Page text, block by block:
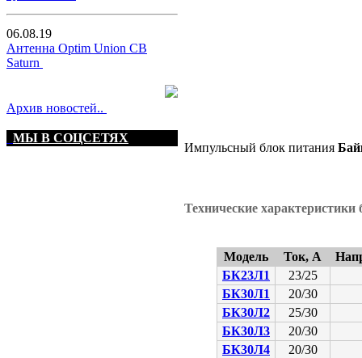
06.08.19
Антенна Optim Union CB
Saturn
Архив новостей..
МЫ В СОЦСЕТЯХ
Импульсный блок питания
Технические
Модель Ток, А
БК23Л1
23/25
БК30Л1
20/30
БК30Л2
25/30
БК30Л3
20/30
БК30Л4
20/30